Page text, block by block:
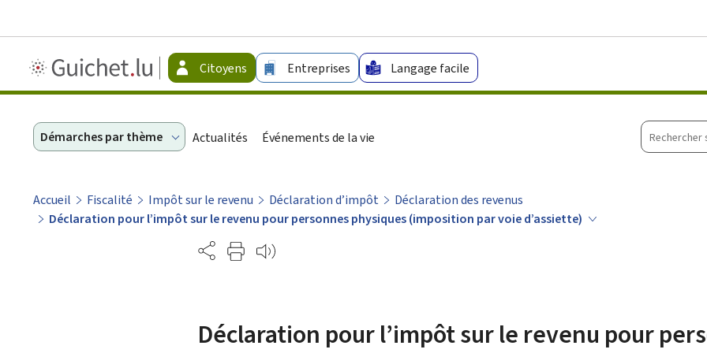
Guichet.lu
-
Citoyens Entreprises Langage facile
Démarches par thème Actualités Événements de la vie
sur
Accueil Fiscalité Impôt sur le revenu Déclaration d’impôt
Déclaration des revenus
Déclaration pour l’impôt sur le revenu pour personnes physiques (imposition par voie d’assiette)
Partage
Déclaration pour l’impôt sur le revenu pour